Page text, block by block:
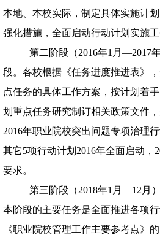
本地、本校实际，制定具体实施计
强化措施，全面启动行动计划实施工
第二阶段（2016年1 月—2017
段。各校根据《任务进度推进表》
点任务的具体工作方案，按计划着
划重点任务研究制订相关政策文件
2016年职业院校突出问题专项治理
其它5项行动计划 2016年全面启动，
要求。
第三阶段（2018年1 月—12 月
本阶段的主要任务是全面推进各项
《职业院校管理工作主要参考点》